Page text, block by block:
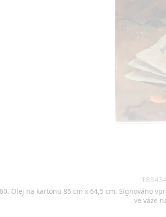
Olej na kartonu 85 cm x 64,5 cm. Signováno
ve váze